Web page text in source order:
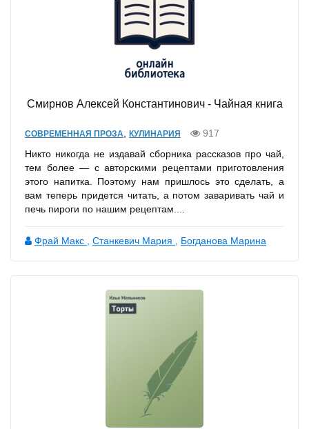
Смирнов Алексей Константинович - Чайная книга
СОВРЕМЕННАЯ ПРОЗА КУЛИНАРИЯ
917
Никто никогда не издавай сборника рассказов про чай,
тем более — с авторскими рецептами приготовления
этого напитка. Поэтому нам пришлось это сделать, а
вам теперь придется читать, а потом заваривать чай и
печь пироги по нашим рецептам....
Фрай Макс Станкевич Мария Богданова Марина